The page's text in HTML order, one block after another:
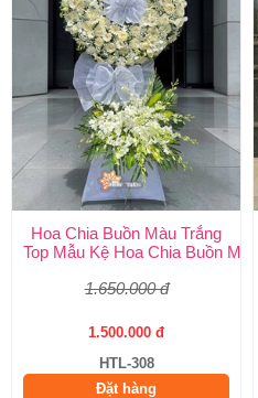
Hoa Chia Buồn Màu Trắng
Top Mẫu Kệ Hoa Chia Buồn
1.650.000 đ
1.500.000 đ
HTL-308
Đặt hàng